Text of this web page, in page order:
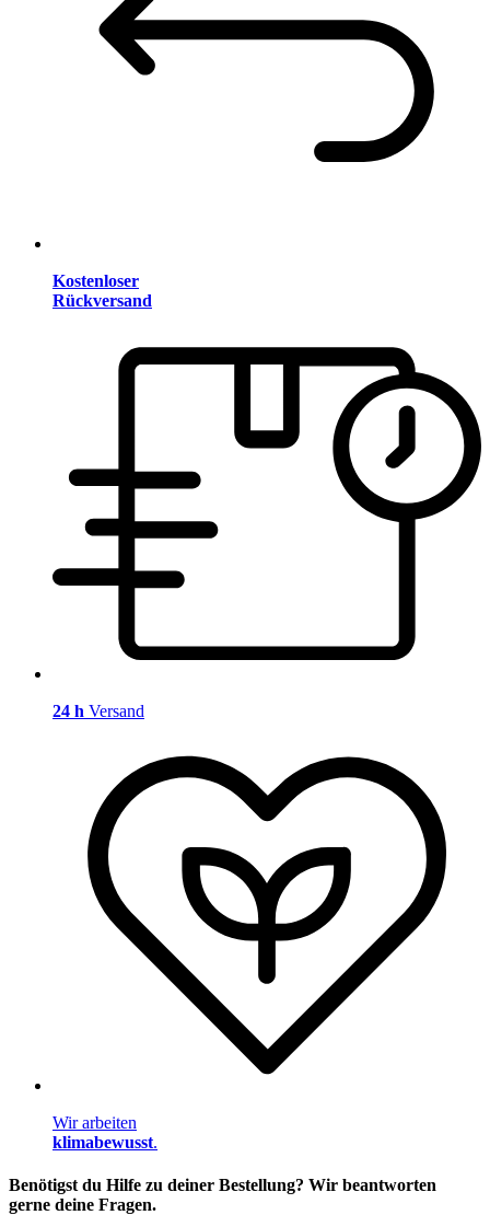
Kostenloser
Rückversand
24 h Versand
Wir arbeiten
klimabewusst.
Benötigst du Hilfe zu deiner Bestellung? Wir beantworten
gerne deine Fragen.